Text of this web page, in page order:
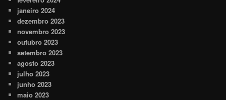
janeiro 2024
dezembro 2023
novembro 2023
outubro 2023
setembro 2023
agosto 2023
julho 2023
junho 2023
maio 2023